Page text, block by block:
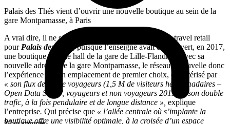
Palais des Thés vient d’ouvrir une nouvelle boutique au sein de la
gare Montparnasse, à Paris
A vrai dire, il ne s’agit pas de la première adresse en travel retail
pour Palais des Thés
, puisque l’enseigne avait déjà ouvert, en 2017,
une boutique dans le hall de la gare de Lille-Flandres. Avec sa
nouvelle adresse de la gare Montparnasse, le réseau renouvelle donc
l’expérience sur un emplacement de premier choix, caractérisé par
« son flux dense de voyageurs (1,5 M de visiteurs hebdomadaires –
Open Data SNCF, voyageurs et non voyageurs 2019) et son double
trafic, à la fois pendulaire et de longue distance », explique
l’entreprise. Qui précise que « l’allée centrale où s’implante la
boutique offre une visibilité optimale, à la croisée d’un espace